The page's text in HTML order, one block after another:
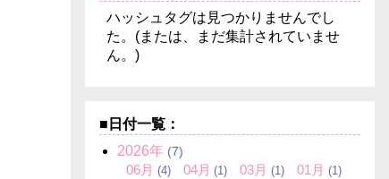
ハッシュタグは見つかりませんでし
た。(または、まだ集計されていませ
ん。)
■日付一覧：
2026年 (7)
06月 (4) 04月 (1) 03月 (1) 01月 (1)